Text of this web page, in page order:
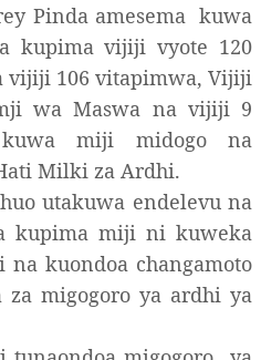
Pinda amesema kuwa
kupima vijiji vyote 120
vijiji 106 vitapimwa, Vijiji
wa Maswa na vijiji 9
miji midogo na
Milki za Ardhi.
utakuwa endelevu na
kupima miji ni kuweka
kuondoa changamoto
migogoro ya ardhi ya